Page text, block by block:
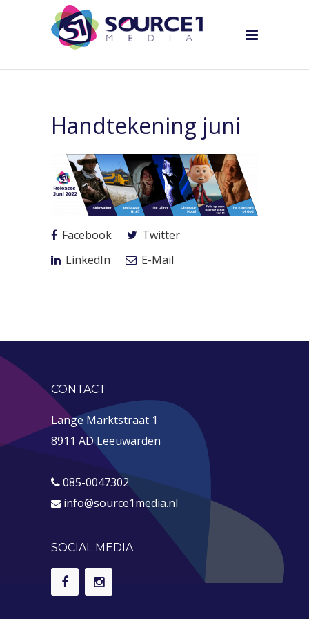
Handtekening juni
Facebook
Twitter
LinkedIn
E-Mail
CONTACT
Lange Marktstraat 1
8911 AD Leeuwarden
085-0047302
info@source1media.nl
SOCIAL MEDIA